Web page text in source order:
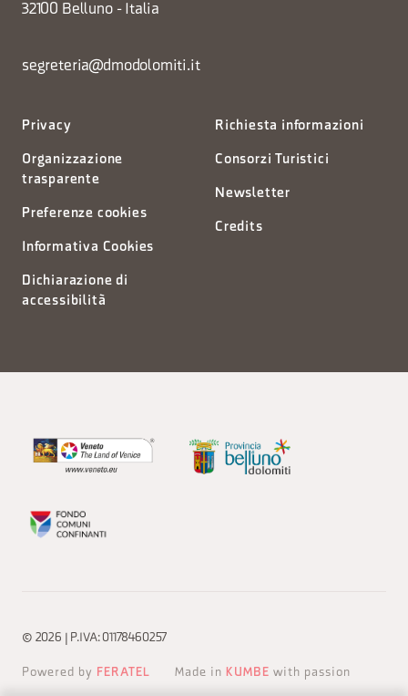
32100 Belluno - Italia
segreteria@dmodolomiti.it
Privacy
Organizzazione
trasparente
Preferenze cookies
Informativa Cookies
Dichiarazione di
accessibilità
Richiesta informazioni
Consorzi Turistici
Newsletter
Credits
© 2026 | P.IVA: 01178460257
Powered by FERATEL Made in KUMBE with passion